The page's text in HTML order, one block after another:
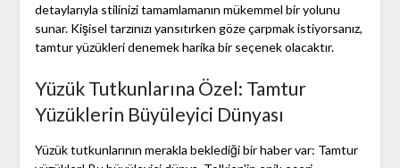
detaylarıyla stilinizi tamamlamanın mükemmel bir yolunu
sunar. Kişisel tarzınızı yansıtırken göze çarpmak istiyorsanız,
tamtur yüzükleri denemek harika bir seçenek olacaktır.
Yüzük Tutkunlarına Özel: Tamtur
Yüzüklerin Büyüleyici Dünyası
Yüzük tutkunlarının merakla beklediği bir haber var: Tamtur